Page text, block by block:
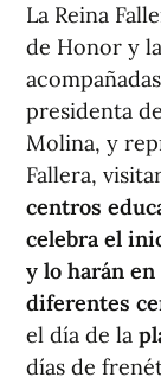
La Reina
de Honor y
presidenta
Molina, y
Fallera,
centros
celebra el
y lo harán
diferentes
el día de la
días de